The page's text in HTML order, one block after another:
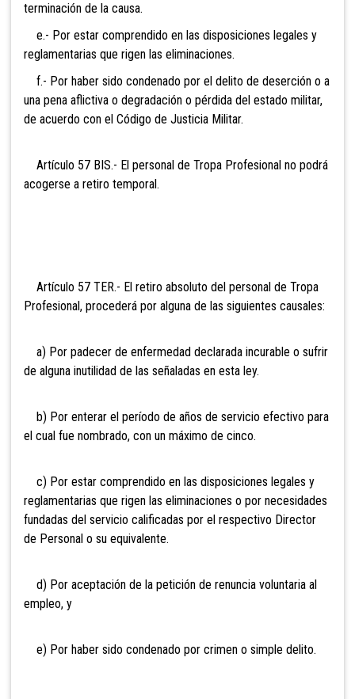
terminación de la causa.
e.- Por estar comprendido en las disposiciones legales y
reglamentarias que rigen las eliminaciones.
f.- Por haber sido condenado por el delito de deserción o a
una pena aflictiva o degradación o pérdida del estado militar,
de acuerdo con el Código de Justicia Militar.
Artículo 57 BIS.- El personal de Tropa Profesional no podrá
acogerse a retiro temporal.
Artículo 57 TER.- El retiro absoluto del personal de Tropa
Profesional, procederá por alguna de las siguientes causales:
a) Por padecer de enfermedad declarada incurable o sufrir
de alguna inutilidad de las señaladas en esta ley.
b) Por enterar el período de años de servicio efectivo para
el cual fue nombrado, con un máximo de cinco.
c) Por estar comprendido en las disposiciones legales y
reglamentarias que rigen las eliminaciones o por necesidades
fundadas del servicio calificadas por el respectivo Director
de Personal o su equivalente.
d) Por aceptación de la petición de renuncia voluntaria al
empleo, y
e) Por haber sido condenado por crimen o simple delito.